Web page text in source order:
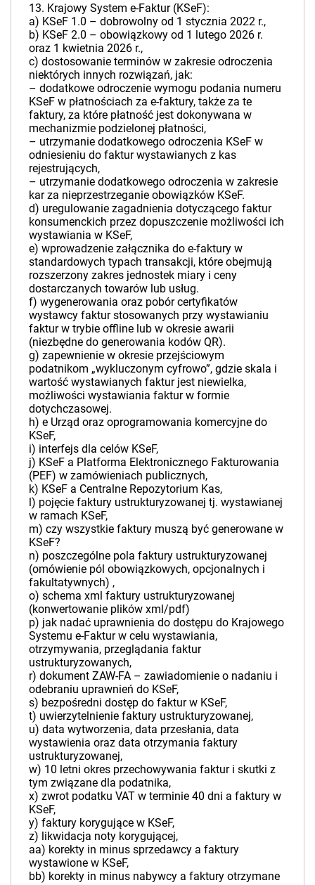
13. Krajowy System e-Faktur (KSeF):
a) KSeF 1.0 – dobrowolny od 1 stycznia 2022 r.,
b) KSeF 2.0 – obowiązkowy od 1 lutego 2026 r.
oraz 1 kwietnia 2026 r.,
c) dostosowanie terminów w zakresie odroczenia
niektórych innych rozwiązań, jak:
– dodatkowe odroczenie wymogu podania numeru
KSeF w płatnościach za e-faktury, także za te
faktury, za które płatność jest dokonywana w
mechanizmie podzielonej płatności,
– utrzymanie dodatkowego odroczenia KSeF w
odniesieniu do faktur wystawianych z kas
rejestrujących,
– utrzymanie dodatkowego odroczenia w zakresie
kar za nieprzestrzeganie obowiązków KSeF.
d) uregulowanie zagadnienia dotyczącego faktur
konsumenckich przez dopuszczenie możliwości ich
wystawiania w KSeF,
e) wprowadzenie załącznika do e-faktury w
standardowych typach transakcji, które obejmują
rozszerzony zakres jednostek miary i ceny
dostarczanych towarów lub usług.
f) wygenerowania oraz pobór certyfikatów
wystawcy faktur stosowanych przy wystawianiu
faktur w trybie offline lub w okresie awarii
(niezbędne do generowania kodów QR).
g) zapewnienie w okresie przejściowym
podatnikom „wykluczonym cyfrowo”, gdzie skala i
wartość wystawianych faktur jest niewielka,
możliwości wystawiania faktur w formie
dotychczasowej.
h) e Urząd oraz oprogramowania komercyjne do
KSeF,
i) interfejs dla celów KSeF,
j) KSeF a Platforma Elektronicznego Fakturowania
(PEF) w zamówieniach publicznych,
k) KSeF a Centralne Repozytorium Kas,
l) pojęcie faktury ustrukturyzowanej tj. wystawianej
w ramach KSeF,
m) czy wszystkie faktury muszą być generowane w
KSeF?
n) poszczególne pola faktury ustrukturyzowanej
(omówienie pól obowiązkowych, opcjonalnych i
fakultatywnych) ,
o) schema xml faktury ustrukturyzowanej
(konwertowanie plików xml/pdf)
p) jak nadać uprawnienia do dostępu do Krajowego
Systemu e-Faktur w celu wystawiania,
otrzymywania, przeglądania faktur
ustrukturyzowanych,
r) dokument ZAW-FA – zawiadomienie o nadaniu i
odebraniu uprawnień do KSeF,
s) bezpośredni dostęp do faktur w KSeF,
t) uwierzytelnienie faktury ustrukturyzowanej,
u) data wytworzenia, data przesłania, data
wystawienia oraz data otrzymania faktury
ustrukturyzowanej,
w) 10 letni okres przechowywania faktur i skutki z
tym związane dla podatnika,
x) zwrot podatku VAT w terminie 40 dni a faktury w
KSeF,
y) faktury korygujące w KSeF,
z) likwidacja noty korygującej,
aa) korekty in minus sprzedawcy a faktury
wystawione w KSeF,
bb) korekty in minus nabywcy a faktury otrzymane